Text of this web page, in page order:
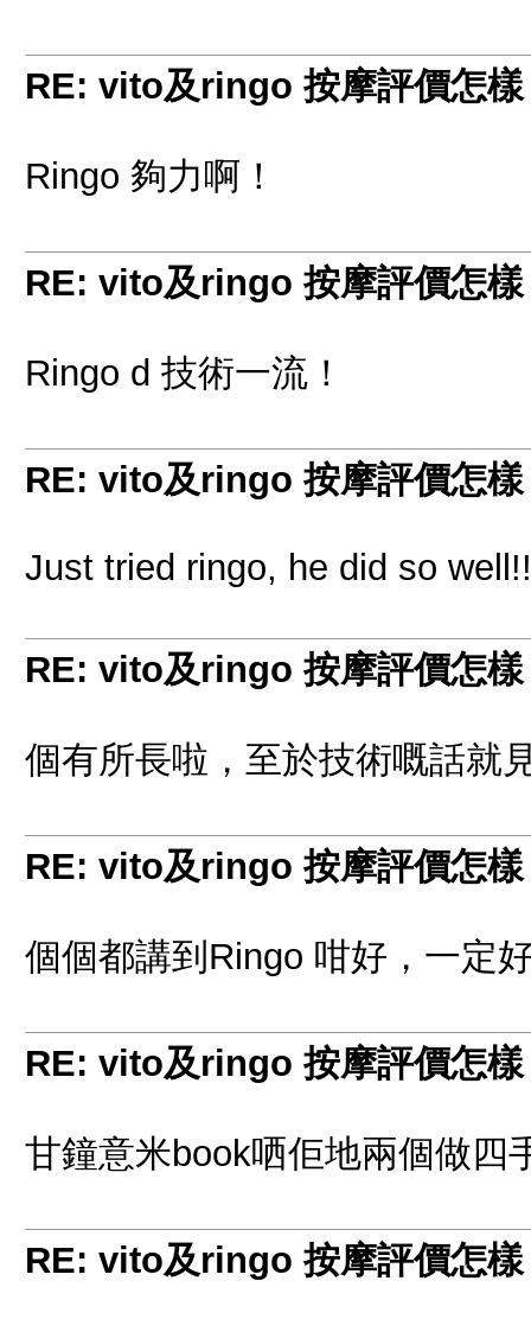
RE: vito及ringo 按摩評價怎樣
Ringo 夠力啊！
RE: vito及ringo 按摩評價怎樣
Ringo d 技術一流！
RE: vito及ringo 按摩評價怎樣
Just tried ringo, he did so well!!
RE: vito及ringo 按摩評價怎樣
個有所長啦，至於技術嘅話就
RE: vito及ringo 按摩評價怎樣
個個都講到Ringo 咁好，一定
RE: vito及ringo 按摩評價怎樣
甘鐘意米book哂佢地兩個做四
RE: vito及ringo 按摩評價怎樣